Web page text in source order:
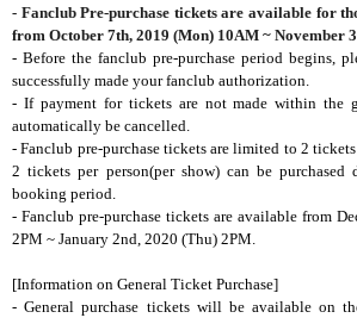
- Fanclub Pre-purchase tickets are available for
from October 7th, 2019 (Mon) 10AM ~ November
- Before the fanclub pre-purchase period begins,
successfully made your fanclub authorization.
- If payment for tickets are not made within the
automatically be cancelled.
- Fanclub pre-purchase tickets are limited to 2
2 tickets per person(per show) can be
booking period.
- Fanclub pre-purchase tickets are available from
2PM ~ January 2nd, 2020 (Thu) 2PM.
[Information on General Ticket Purchase]
- General purchase tickets will be available on